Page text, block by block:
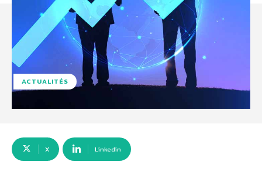
ACTUALITÉS
X Linkedin